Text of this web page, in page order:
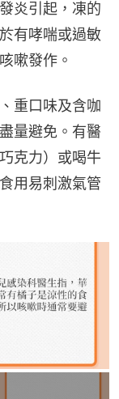
炎引起，凍的
有哮喘或過敏
嗽發作。
重口味及含咖
量避免。有醫
克力）或喝牛
用易刺激氣管